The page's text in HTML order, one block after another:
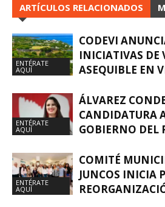
ARTÍCULOS RELACIONADOS
ENTÉRATE
AQUÍ
CODEVI
INICIATIVAS DE
ASEQUIBLE EN
ENTÉRATE
AQUÍ
ÁLVAREZ
CANDIDATURA
GOBIERNO DEL
ENTÉRATE
AQUÍ
COMITÉ
JUNCOS INICIA